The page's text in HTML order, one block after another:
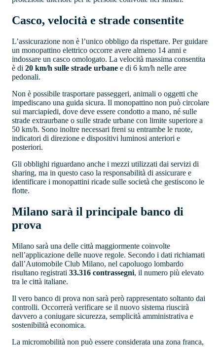
Casco, velocità e strade consentite
L’assicurazione non è l’unico obbligo da rispettare. Per guidare
un monopattino elettrico occorre avere almeno 14 anni e
indossare un casco omologato. La velocità massima consentita
è di 20 km/h sulle strade urbane e di 6 km/h nelle aree
pedonali.
Non è possibile trasportare passeggeri, animali o oggetti che
impediscano una guida sicura. Il monopattino non può circolare
sui marciapiedi, dove deve essere condotto a mano, né sulle
strade extraurbane o sulle strade urbane con limite superiore a
50 km/h. Sono inoltre necessari freni su entrambe le ruote,
indicatori di direzione e dispositivi luminosi anteriori e
posteriori.
Gli obblighi riguardano anche i mezzi utilizzati dai servizi di
sharing, ma in questo caso la responsabilità di assicurare e
identificare i monopattini ricade sulle società che gestiscono le
flotte.
Milano sarà il principale banco di
prova
Milano sarà una delle città maggiormente coinvolte
nell’applicazione delle nuove regole. Secondo i dati richiamati
dall’Automobile Club Milano, nel capoluogo lombardo
risultano registrati 33.316 contrassegni, il numero più elevato
tra le città italiane.
Il vero banco di prova non sarà però rappresentato soltanto dai
controlli. Occorrerà verificare se il nuovo sistema riuscirà
davvero a coniugare sicurezza, semplicità amministrativa e
sostenibilità economica.
La micromobilità non può essere considerata una zona franca,